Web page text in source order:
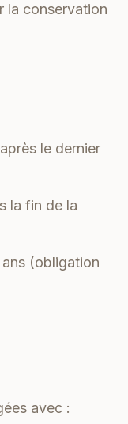
la conservation
le dernier
la fin de la
ans (obligation
avec :